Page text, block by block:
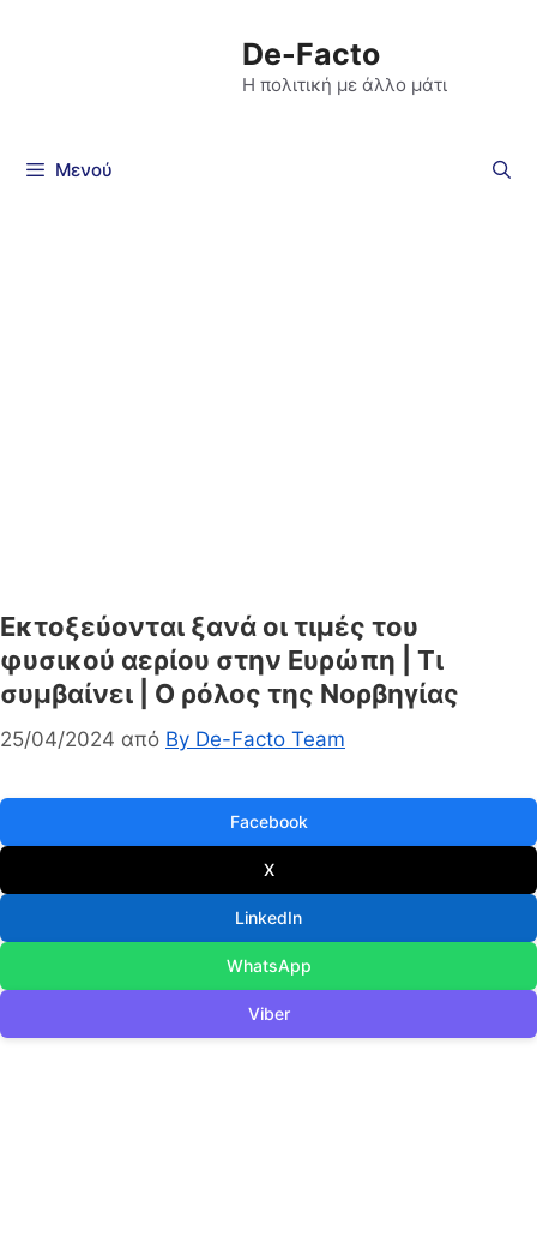
De-Facto
Η πολιτική με άλλο μάτι
Μενού
Εκτοξεύονται ξανά οι τιμές του
φυσικού αερίου στην Ευρώπη | Τι
συμβαίνει | Ο ρόλος της Νορβηγίας
25/04/2024 από By De-Facto Team
Facebook
X
LinkedIn
WhatsApp
Viber